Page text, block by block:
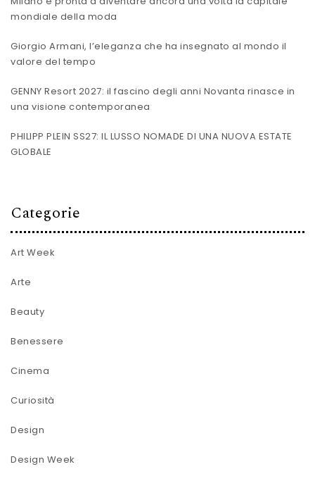
mondiale della moda
Giorgio Armani, l’eleganza che ha insegnato al mondo il
valore del tempo
GENNY Resort 2027: il fascino degli anni Novanta rinasce in
una visione contemporanea
PHILIPP PLEIN SS27: IL LUSSO NOMADE DI UNA NUOVA ESTATE
GLOBALE
Categorie
Art Week
Arte
Beauty
Benessere
Cinema
Curiosità
Design
Design Week